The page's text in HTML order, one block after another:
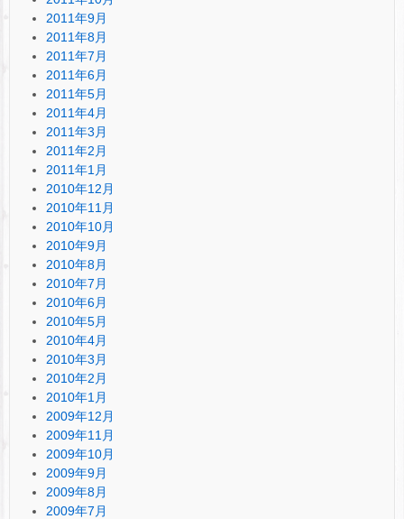
2011年9月
2011年8月
2011年7月
2011年6月
2011年5月
2011年4月
2011年3月
2011年2月
2011年1月
2010年12月
2010年11月
2010年10月
2010年9月
2010年8月
2010年7月
2010年6月
2010年5月
2010年4月
2010年3月
2010年2月
2010年1月
2009年12月
2009年11月
2009年10月
2009年9月
2009年8月
2009年7月